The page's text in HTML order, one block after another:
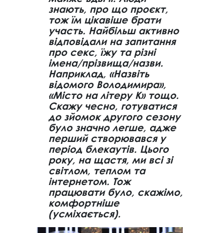
знають, про що проєкт,
тож їм цікавіше брати
участь. Найбільш активно
відповідали на запитання
про секс, їжу та різні
імена/прізвища/назви.
Наприклад, «Назвіть
відомого Володимира»,
«Місто на літеру К» тощо.
Скажу чесно, готуватися
до зйомок другого сезону
було значно легше, адже
перший створювався у
період блекаутів. Цього
року, на щастя, ми всі зі
світлом, теплом та
інтернетом. Тож
працювати було, скажімо,
комфортніше
(усміхається).